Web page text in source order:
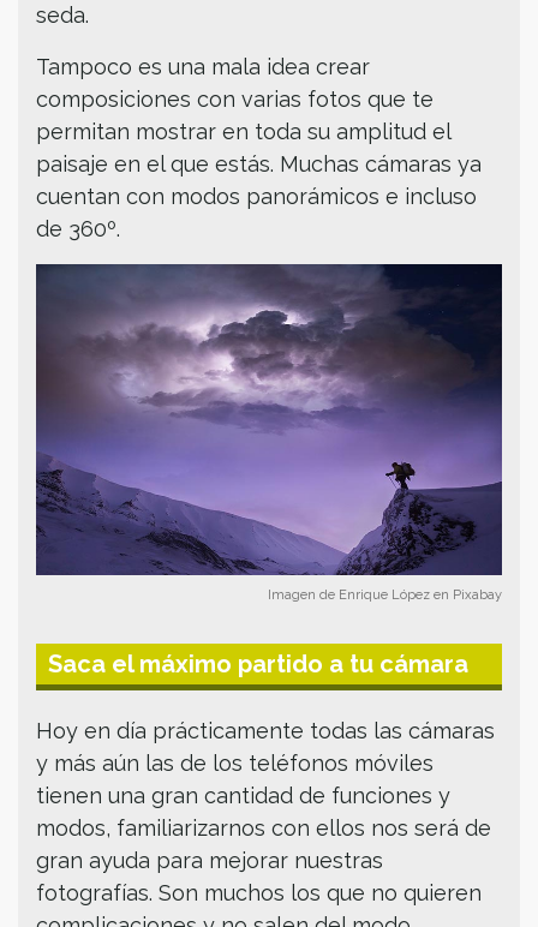
seda.
Tampoco es una mala idea crear
composiciones con varias fotos que te
permitan mostrar en toda su amplitud el
paisaje en el que estás. Muchas cámaras ya
cuentan con modos panorámicos e incluso
de 360º.
Imagen de Enrique López en Pixabay
Saca el máximo partido a tu cámara
Hoy en día prácticamente todas las cámaras
y más aún las de los teléfonos móviles
tienen una gran cantidad de funciones y
modos, familiarizarnos con ellos nos será de
gran ayuda para mejorar nuestras
fotografías. Son muchos los que no quieren